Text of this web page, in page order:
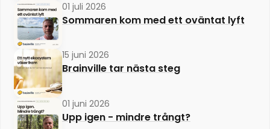
01 juli 2026
Sommaren kom med ett oväntat lyft
15 juni 2026
Brainville tar nästa steg
01 juni 2026
Upp igen - mindre trångt?